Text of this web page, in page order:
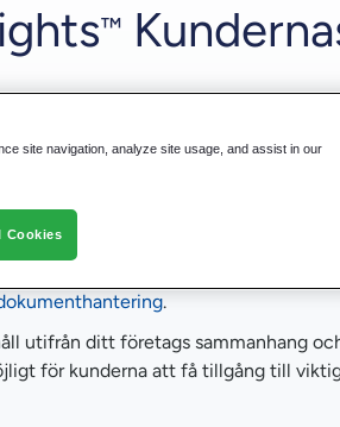
™
idag att företaget av
på 171 recensioner under den
vilket baseras på feedback och
upplevelsen samt användarnas
.
utifrån ditt företags sammanhang
för kunderna att få tillgång till
site navigation, analyze site usage, and assist in our
Cookies